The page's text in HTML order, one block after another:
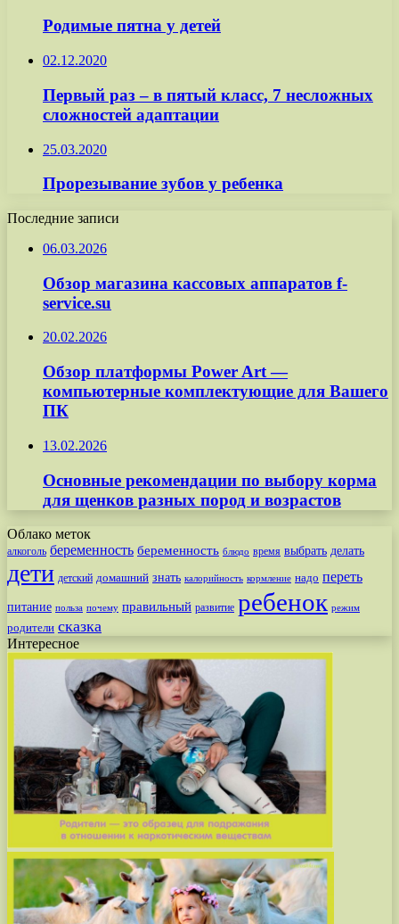
Родимые пятна у детей
02.12.2020
Первый раз – в пятый класс, 7 несложных
сложностей адаптации
25.03.2020
Прорезывание зубов у ребенка
Последние записи
06.03.2026
Обзор магазина кассовых аппаратов f-
service.su
20.02.2026
Обзор платформы Power Art —
компьютерные комплектующие для Вашего
ПК
13.02.2026
Основные рекомендации по выбору корма
для щенков разных пород и возрастов
Облако меток
алкоголь беременность беременность блюдо время выбрать делать
дети детский домашний знать калорийность кормление надо переть
питание польза почему правильный развитие ребенок режим
родители сказка
Интересное